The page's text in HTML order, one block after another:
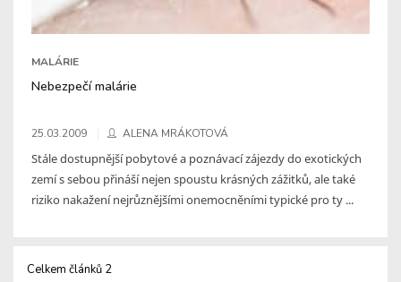
MALÁRIE
Nebezpečí malárie
25.03.2009 ALENA MRÁKOTOVÁ
Stále dostupnější pobytové a poznávací zájezdy do exotických
zemí s sebou přináší nejen spoustu krásných zážitků, ale také
riziko nakažení nejrůznějšími onemocněními typické pro ty ...
Celkem článků 2